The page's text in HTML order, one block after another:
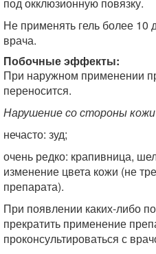
Не применять гель более 10
врача.
Побочные эффекты:
При наружном применении
переносится.
Нарушение со стороны
нечасто: зуд;
очень редко: крапивница,
изменение цвета кожи (не
препарата).
При появлении каких-либо
прекратить применение
проконсультироваться с